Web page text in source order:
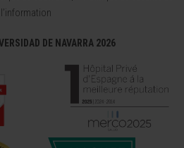
l’information
DE NAVARRA 2026